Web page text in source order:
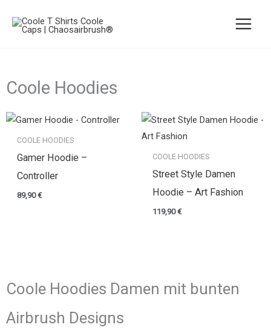
Inhalt
Coole Hoodies
COOLE HOODIES
Gamer Hoodie –
Controller
89,90€
COOLE HOODIES
Street Style Damen
Hoodie – Art Fashion
119,90€
Coole Hoodies Damen mit bunten
Airbrush Designs